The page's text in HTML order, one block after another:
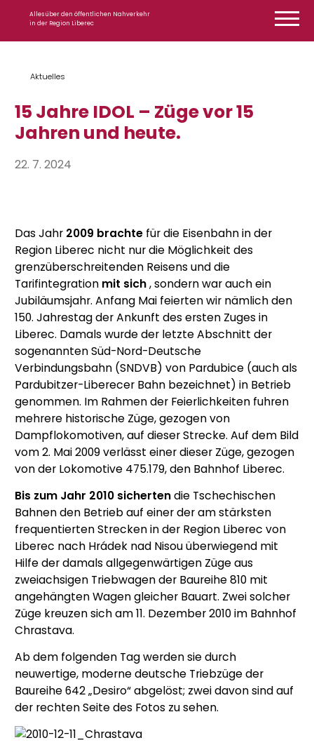
Alles über den öffentlichen Nahverkehr
in der Region Liberec
Aktuelles
15 Jahre IDOL – Züge vor 15
Jahren und heute.
22. 7. 2024
Das Jahr 2009 brachte für die Eisenbahn in der
Region Liberec nicht nur die Möglichkeit des
grenzüberschreitenden Reisens und die
Tarifintegration mit sich, sondern war auch ein
Jubiläumsjahr. Anfang Mai feierten wir nämlich den
150. Jahrestag der Ankunft des ersten Zuges in
Liberec. Damals wurde der letzte Abschnitt der
sogenannten Süd-Nord-Deutsche
Verbindungsbahn (SNDVB) von Pardubice (auch als
Pardubitzer-Liberecer Bahn bezeichnet) in Betrieb
genommen. Im Rahmen der Feierlichkeiten fuhren
mehrere historische Züge, gezogen von
Dampflokomotiven, auf dieser Strecke. Auf dem Bild
vom 2. Mai 2009 verlässt einer dieser Züge, gezogen
von der Lokomotive 475.179, den Bahnhof Liberec.
Bis zum Jahr 2010 sichertendie Tschechischen
Bahnen den Betrieb auf einer der am stärksten
frequentierten Strecken in der Region Liberec von
Liberec nach Hrádek nad Nisou überwiegend mit
Hilfe der damals allgegenwärtigen Züge aus
zweiachsigen Triebwagen der Baureihe 810 mit
angehängten Wagen gleicher Bauart. Zwei solcher
Züge kreuzen sich am 11. Dezember 2010 im Bahnhof
Chrastava.
Ab dem folgenden Tag werden sie durch
neuwertige, moderne deutsche Triebzüge der
Baureihe 642 „Desiro“ abgelöst; zwei davon sind auf
der rechten Seite des Fotos zu sehen.